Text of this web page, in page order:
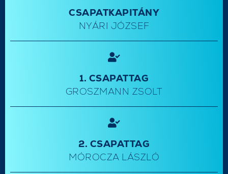
CSAPATKAPITÁNY
NYÁRI JÓZSEF
1. CSAPATTAG
GROSZMANN ZSOLT
2. CSAPATTAG
MÓROCZA LÁSZLÓ